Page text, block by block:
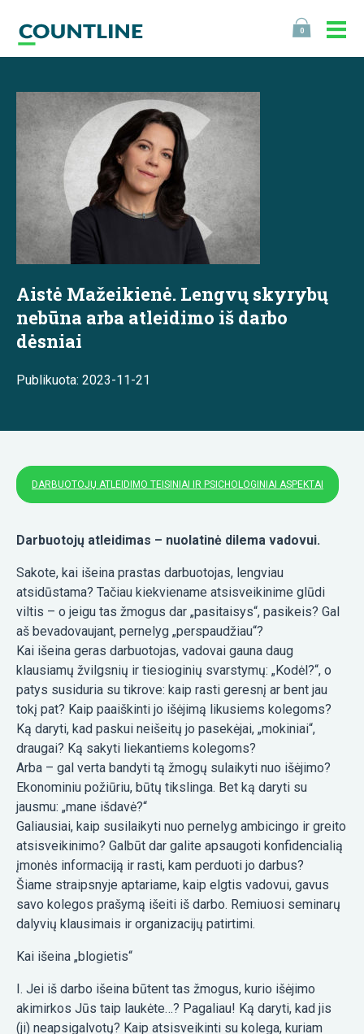
0
Aistė Mažeikienė. Lengvų skyrybų
nebūna arba atleidimo iš darbo
dėsniai
Publikuota: 2023-11-21
DARBUOTOJŲ ATLEIDIMO TEISINIAI IR PSICHOLOGINIAI ASPEKTAI
Darbuotojų atleidimas – nuolatinė dilema vadovui.
Sakote, kai išeina prastas darbuotojas, lengviau
atsidūstama? Tačiau kiekviename atsisveikinime glūdi
viltis – o jeigu tas žmogus dar „pasitaisys“, pasikeis? Gal
aš bevadovaujant, pernelyg „perspaudžiau“?
Kai išeina geras darbuotojas, vadovai gauna daug
klausiamų žvilgsnių ir tiesioginių svarstymų: „Kodėl?“, o
patys susiduria su tikrove: kaip rasti geresnį ar bent jau
tokį pat? Kaip paaiškinti jo išėjimą likusiems kolegoms?
Ką daryti, kad paskui neišeitų jo pasekėjai, „mokiniai“,
draugai? Ką sakyti liekantiems kolegoms?
Arba – gal verta bandyti tą žmogų sulaikyti nuo išėjimo?
Ekonominiu požiūriu, būtų tikslinga. Bet ką daryti su
jausmu: „mane išdavė?“
Galiausiai, kaip susilaikyti nuo pernelyg ambicingo ir greito
atsisveikinimo? Galbūt dar galite apsaugoti konfidencialią
įmonės informaciją ir rasti, kam perduoti jo darbus?
Šiame straipsnyje aptariame, kaip elgtis vadovui, gavus
savo kolegos prašymą išeiti iš darbo. Remiuosi seminarų
dalyvių klausimais ir organizacijų patirtimi.
Kai išeina „blogietis“
I. Jei iš darbo išeina būtent tas žmogus, kurio išėjimo
akimirkos Jūs taip laukėte…? Pagaliau! Ką daryti, kad jis
(ji) neapsigalvotų? Kaip atsisveikinti su kolega, kuriam